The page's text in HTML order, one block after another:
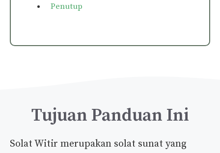
Penutup
Tujuan Panduan Ini
Solat Witir merupakan solat sunat yang